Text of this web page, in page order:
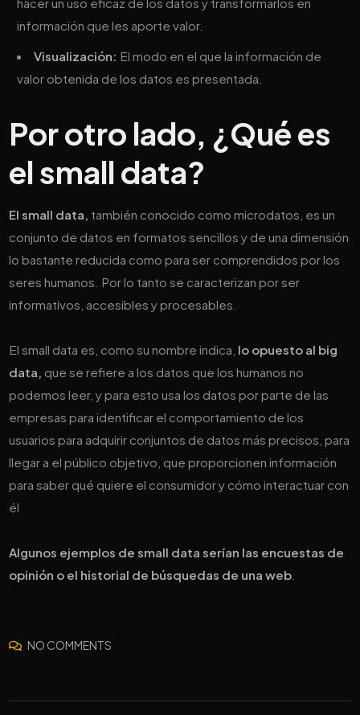
información que les aporte valor.
Visualización: El modo en el que la información de
valor obtenida de los datos es presentada.
Por otro lado, ¿Qué es
el small data?
El small data, también conocido como microdatos, es un
conjunto de datos en formatos sencillos y de una dimensión
lo bastante reducida como para ser comprendidos por los
seres humanos. Por lo tanto se caracterizan por ser
informativos, accesibles y procesables.
El small data es, como su nombre indica, lo opuesto al big
data, que se refiere a los datos que los humanos no
podemos leer, y para esto usa los datos por parte de las
empresas para identificar el comportamiento de los
usuarios para adquirir conjuntos de datos más precisos, para
llegar a el público objetivo, que proporcionen información
para saber qué quiere el consumidor y cómo interactuar con
él
Algunos ejemplos de small data serían las encuestas de
opinión o el historial de búsquedas de una web
NO COMMENTS